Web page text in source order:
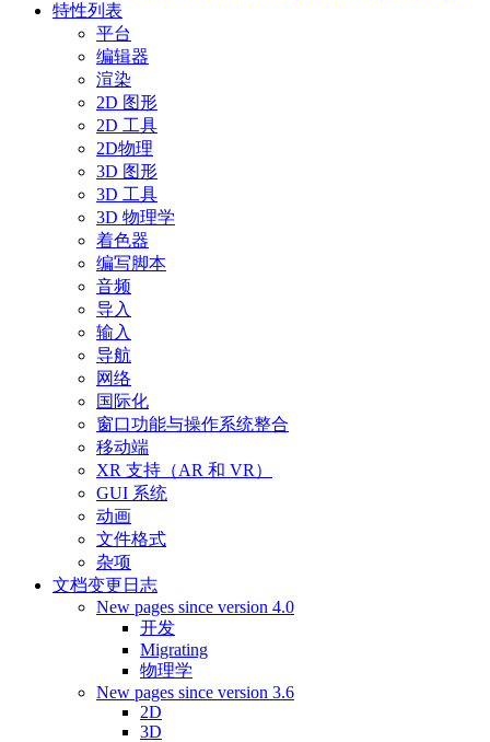
特性列表
平台
编辑器
渲染
2D 图形
2D 工具
2D物理
3D 图形
3D 工具
3D 物理学
着色器
编写脚本
音频
导入
输入
导航
网络
国际化
窗口功能与操作系统整合
移动端
XR 支持（AR 和 VR）
GUI 系统
动画
文件格式
杂项
文档变更日志
New pages since version 4.0
开发
Migrating
物理学
New pages since version 3.6
2D
3D